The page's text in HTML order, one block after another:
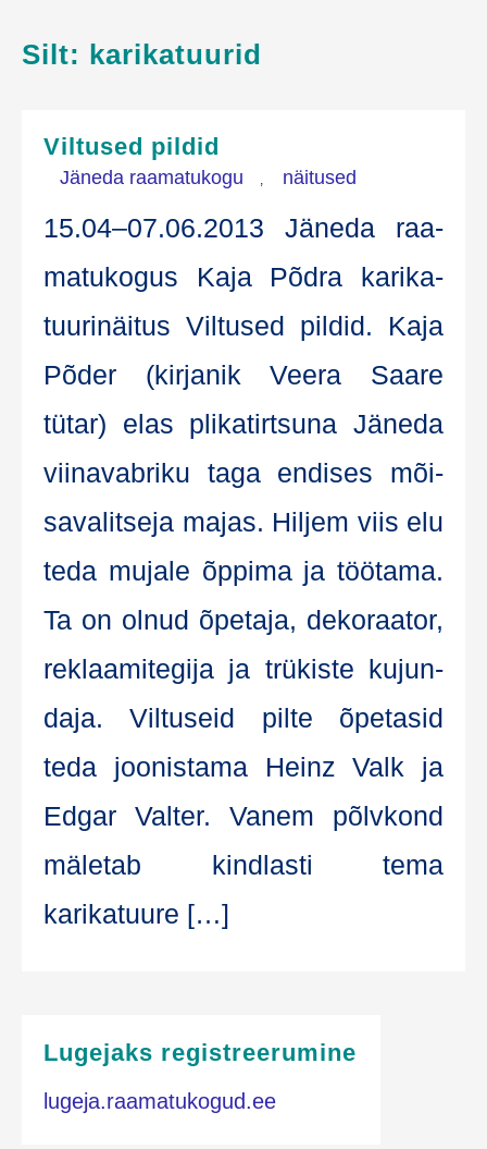
Silt: karikatuurid
Viltused pildid
Jäneda raamatukogu näitused
15.04–07.06.2013 Jäne­da raa­
ma­tu­ko­gus Kaja Põd­ra kari­ka­
tuu­ri­näi­tus Vil­tu­sed pil­did. Kaja
Põder (kir­ja­nik Vee­ra Saa­re
tütar) elas pli­ka­tirt­su­na Jäne­da
vii­na­vab­ri­ku taga endi­ses mõi­
sa­va­lit­se­ja majas. Hil­jem viis elu
teda muja­le õppi­ma ja töö­ta­ma.
Ta on olnud õpe­ta­ja, deko­raa­tor,
rek­laa­mi­te­gi­ja ja trükis­te kujun­
da­ja. Vil­tu­seid pil­te õpe­ta­sid
teda joo­nis­ta­ma Hei­nz Valk ja
Edgar Val­ter. Vanem põlv­kond
mäle­tab kind­las­ti tema
karikatuure […]
Lugejaks registreerumine
lugeja.raamatukogud.ee